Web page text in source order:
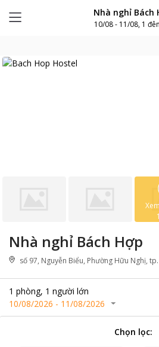
Nhà nghỉ Bách
10/08 - 11/08, 1
Nhà nghỉ Bách Hợp
số 97, Nguyễn Biểu, Phường Hữu Nghị,
1 phòng, 1 người lớn
10/08/2026 - 11/08/2026
1
Chọn lọc: